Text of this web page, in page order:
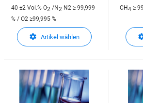
40 ±2 Vol.% O2 /N2 N2 ≥ 99,999
% / O2 ≥99,995 %
Artikel wählen
CH4 ≥